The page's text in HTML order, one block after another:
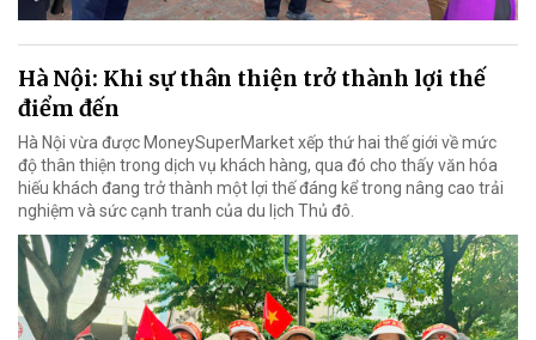
Hà Nội: Khi sự thân thiện trở thành lợi thế
điểm đến
Hà Nội vừa được MoneySuperMarket xếp thứ hai thế giới về mức
độ thân thiện trong dịch vụ khách hàng, qua đó cho thấy văn hóa
hiếu khách đang trở thành một lợi thế đáng kể trong nâng cao trải
nghiệm và sức cạnh tranh của du lịch Thủ đô.